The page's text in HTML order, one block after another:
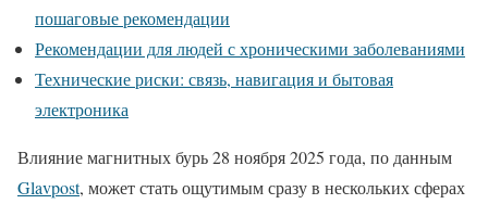
пошаговые рекомендации
Рекомендации для людей с хроническими заболеваниями
Технические риски: связь, навигация и бытовая
электроника
Влияние магнитных бурь 28 ноября 2025 года, по данным
Glavpost, может стать ощутимым сразу в нескольких сферах